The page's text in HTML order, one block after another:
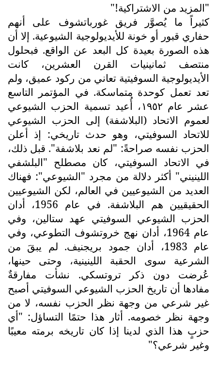
"المزيد من الاشتراكية!"
كثيراً ما يُصوَّر فريق غورباتشوف على أنهم
حفاري قبور أو خونة للأيديولوجية الشيوعية. إلا أن
هذه الصورة بعيدة كل البعد عن الواقع. فبحلول
منتصف ثمانينيات القرن العشرين، كانت
الأيديولوجية السوفيتية تعاني من ركود عميق، ولم
تعد تعمل كوحدة متماسكة. في المؤتمر التاسع
عشر عام ١٩٥٢، أُعيد تسمية الحزب الشيوعي
لعموم الاتحاد (البلاشفة) إلى الحزب الشيوعي
للاتحاد السوفيتي، وهو حدث تاريخي: إذ أعلن
الحزب نفسه صراحةً: "لم نعد بلاشفة". قبل ذلك،
في الاتحاد السوفيتي، كان مصطلح "البلشفي
اللينيني" أكثر دلالة من مجرد "الشيوعي": فهناك
العديد من الشيوعيين في العالم، لكن الشيوعيين
الحقيقيين هم البلاشفة. في عام 1956، أدان
الحزب الشيوعي السوفيتي عهد ستالين، وفي
عام 1964، أدان نهج خروتشوف التطوعي، وفي
عام 1983، أدان جمود بريجنيف. لم يبقَ من
الشرعية سوى الحقبة اللينينية، وحتى حينها،
عُرضت دون ذكر تروتسكي. نشأت مفارقةٌ
مفادها أن تاريخ الحزب الشيوعي السوفيتي أصبح
غير شرعي من وجهة نظر الحزب نفسه، لا من
وجهة نظر خصومه. أثار هذا حتمًا التساؤل: "أي
حزبٍ هذا الذي لدينا إذا كان تاريخه برمته معيبًا
وغير شرعي؟"